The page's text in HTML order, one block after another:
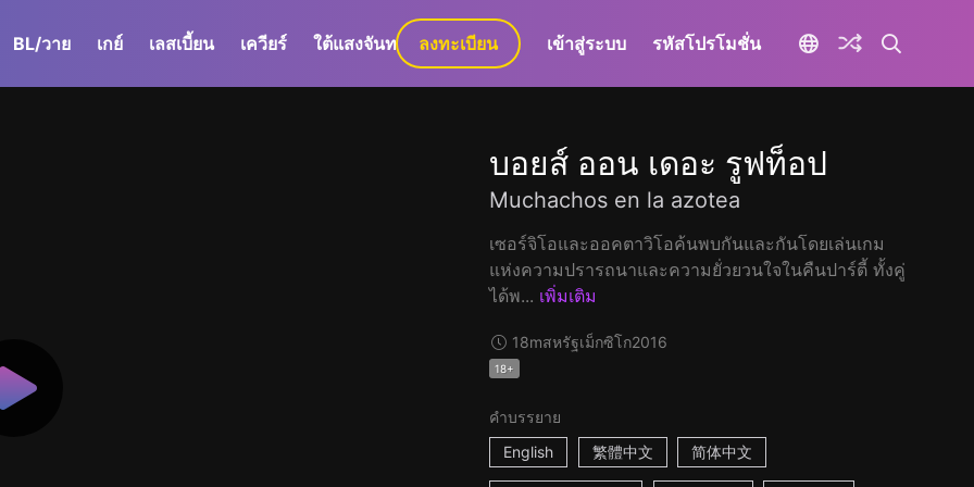
BL/วาย เกย์ เลสเบี้ยน เควียร์ ใต้แสงจันทร์ GaLa+
ลงทะเบียน เข้าสู่ระบบ รหัสโปรโมชั่น
บอยส์ ออน เดอะ รูฟท็อป
Muchachos en la azotea
เซอร์จิโอและออคตาวิโอค้นพบกันและกันโดยเล่นเกม
แห่งความปรารถนาและความยั่วยวนใจในคืนปาร์ตี้ ทั้งคู่
ได้พ... เพิ่มเติม
18mสหรัฐเม็กซิโก2016
18+
คำบรรยาย
English
繁體中文 简体中文